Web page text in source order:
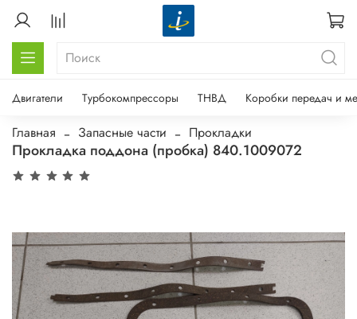
Двигатели Турбокомпрессоры ТНВД Коробки передач и
Главная Запасные части Прокладки
Прокладка поддона (пробка) 840.1009072